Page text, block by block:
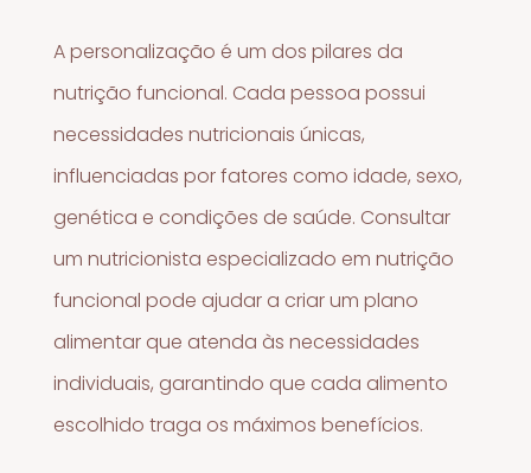
A personalização é um dos pilares da
nutrição funcional. Cada pessoa possui
necessidades nutricionais únicas,
influenciadas por fatores como idade, sexo,
genética e condições de saúde. Consultar
um nutricionista especializado em nutrição
funcional pode ajudar a criar um plano
alimentar que atenda às necessidades
individuais, garantindo que cada alimento
escolhido traga os máximos benefícios.